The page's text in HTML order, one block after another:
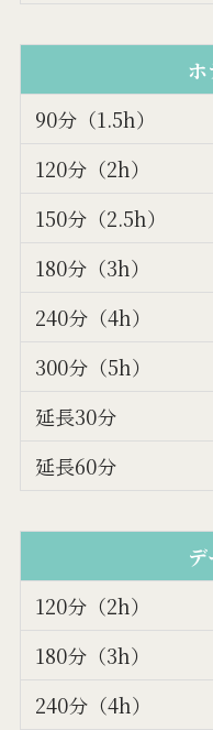
ホ
90分（1.5h）
120分（2h）
150分（2.5h）
180分（3h）
240分（4h）
300分（5h）
延長30分
延長60分
120分（2h）
180分（3h）
240分（4h）